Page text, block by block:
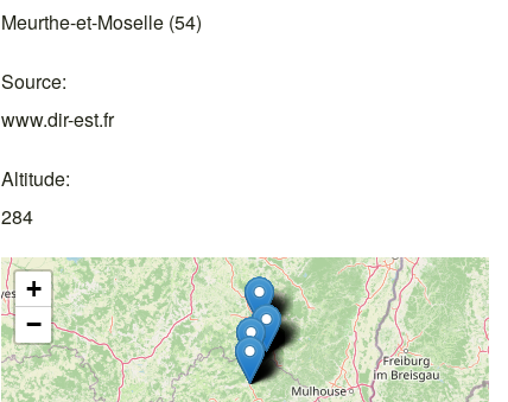
Meurthe-et-Moselle (54)
Source
www.dir-est.fr
Altitude
284
+
−